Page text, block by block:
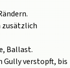
zusätzlich
Ballast.
Gully verstopft, bis